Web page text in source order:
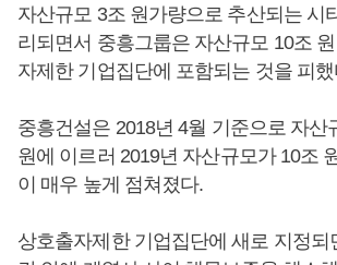
자산규모 3조 원가량으로 추산되는 시
리되면서 중흥그룹은 자산규모 10조
자제한 기업집단에 포함되는 것을 피했
중흥건설은 2018년 4월 기준으로 자산
원에 이르러 2019년 자산규모가 10조
이 매우 높게 점쳐졌다.
상호출자제한 기업집단에 새로 지정되